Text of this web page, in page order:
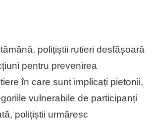
polițiștii rutieri desfășoară
pentru prevenirea
în care sunt implicați pietonii,
vulnerabile de participanți
polițiștii urmăresc